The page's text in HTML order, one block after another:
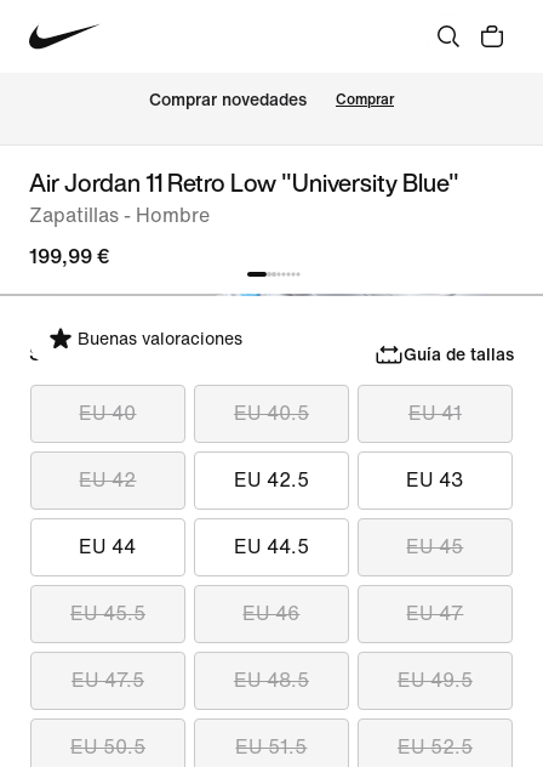
Comprar novedades Comprar
Air Jordan 11 Retro Low "University Blue"
Zapatillas - Hombre
199,99 €
Buenas valoraciones
Selecciona tu talla Guía de tallas
EU 40 EU 40.5 EU 41
EU 42 EU 42.5 EU 43
EU 44 EU 44.5 EU 45
EU 45.5 EU 46 EU 47
EU 47.5 EU 48.5 EU 49.5
EU 50.5 EU 51.5 EU 52.5